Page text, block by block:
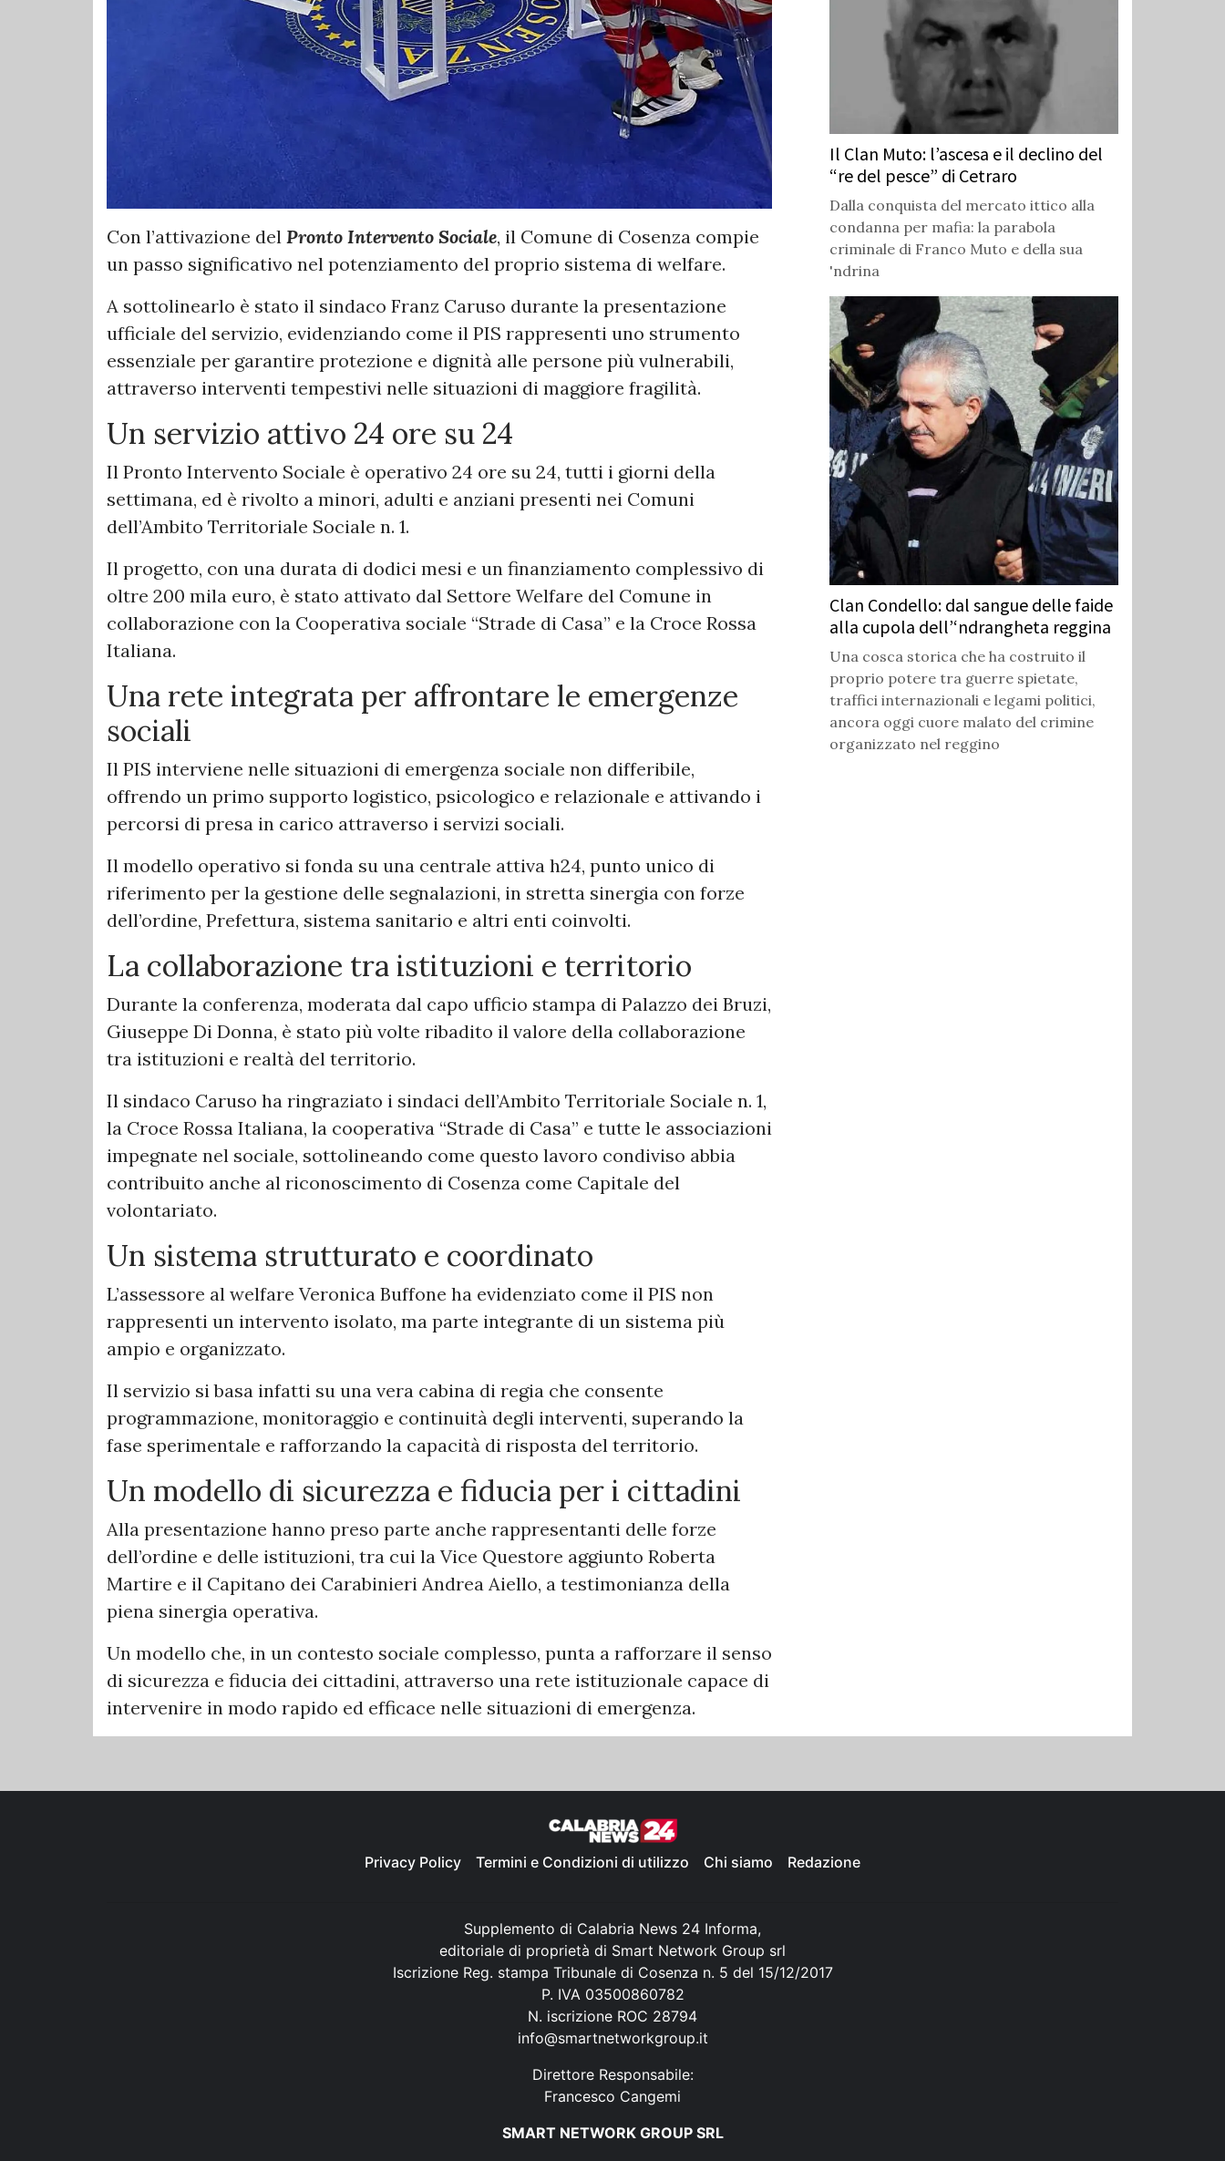
Con l’attivazione del Pronto Intervento Sociale, il Comune di Cosenza compie
un passo significativo nel potenziamento del proprio sistema di welfare.
A sottolinearlo è stato il sindaco Franz Caruso durante la presentazione
ufficiale del servizio, evidenziando come il PIS rappresenti uno strumento
essenziale per garantire protezione e dignità alle persone più vulnerabili,
attraverso interventi tempestivi nelle situazioni di maggiore fragilità.
Un servizio attivo 24 ore su 24
Il Pronto Intervento Sociale è operativo 24 ore su 24, tutti i giorni della
settimana, ed è rivolto a minori, adulti e anziani presenti nei Comuni
dell’Ambito Territoriale Sociale n. 1.
Il progetto, con una durata di dodici mesi e un finanziamento complessivo di
oltre 200 mila euro, è stato attivato dal Settore Welfare del Comune in
collaborazione con la Cooperativa sociale “Strade di Casa” e la Croce Rossa
Italiana.
Una rete integrata per affrontare le emergenze
sociali
Il PIS interviene nelle situazioni di emergenza sociale non differibile,
offrendo un primo supporto logistico, psicologico e relazionale e attivando i
percorsi di presa in carico attraverso i servizi sociali.
Il modello operativo si fonda su una centrale attiva h24, punto unico di
riferimento per la gestione delle segnalazioni, in stretta sinergia con forze
dell’ordine, Prefettura, sistema sanitario e altri enti coinvolti.
La collaborazione tra istituzioni e territorio
Durante la conferenza, moderata dal capo ufficio stampa di Palazzo dei Bruzi,
Giuseppe Di Donna, è stato più volte ribadito il valore della collaborazione
tra istituzioni e realtà del territorio.
Il sindaco Caruso ha ringraziato i sindaci dell’Ambito Territoriale Sociale n. 1,
la Croce Rossa Italiana, la cooperativa “Strade di Casa” e tutte le associazioni
impegnate nel sociale, sottolineando come questo lavoro condiviso abbia
contribuito anche al riconoscimento di Cosenza come Capitale del
volontariato.
Un sistema strutturato e coordinato
L’assessore al welfare Veronica Buffone ha evidenziato come il PIS non
rappresenti un intervento isolato, ma parte integrante di un sistema più
ampio e organizzato.
Il servizio si basa infatti su una vera cabina di regia che consente
programmazione, monitoraggio e continuità degli interventi, superando la
fase sperimentale e rafforzando la capacità di risposta del territorio.
Un modello di sicurezza e fiducia per i cittadini
Alla presentazione hanno preso parte anche rappresentanti delle forze
dell’ordine e delle istituzioni, tra cui la Vice Questore aggiunto Roberta
Martire e il Capitano dei Carabinieri Andrea Aiello, a testimonianza della
piena sinergia operativa.
Un modello che, in un contesto sociale complesso, punta a rafforzare il senso
di sicurezza e fiducia dei cittadini, attraverso una rete istituzionale capace di
intervenire in modo rapido ed efficace nelle situazioni di emergenza.
Il Clan Muto: l’ascesa e il declino del
“re del pesce” di Cetraro
Dalla conquista del mercato ittico alla
condanna per mafia: la parabola
criminale di Franco Muto e della sua
'ndrina
Clan Condello: dal sangue delle faide
alla cupola dell’‘ndrangheta reggina
Una cosca storica che ha costruito il
proprio potere tra guerre spietate,
traffici internazionali e legami politici,
ancora oggi cuore malato del crimine
organizzato nel reggino
Privacy Policy Termini e Condizioni di utilizzo Chi siamo Redazione
Supplemento di Calabria News 24 Informa,
editoriale di proprietà di Smart Network Group srl
Iscrizione Reg. stampa Tribunale di Cosenza n. 5 del 15/12/2017
P. IVA 03500860782
N. iscrizione ROC 28794
info@smartnetworkgroup.it
Direttore Responsabile:
Francesco Cangemi
SMART NETWORK GROUP SRL